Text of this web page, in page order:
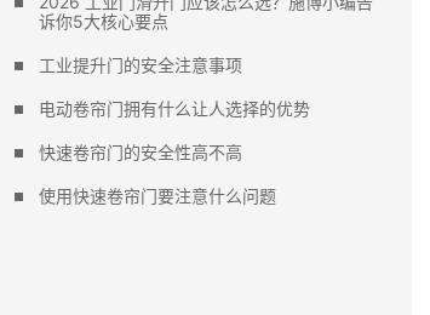
诉你5大核心要点
工业提升门的安全注意事项
电动卷帘门拥有什么让人选择的优势
快速卷帘门的安全性高不高
使用快速卷帘门要注意什么问题